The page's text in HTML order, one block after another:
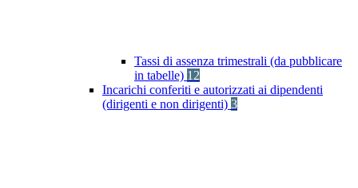
Tassi di assenza trimestrali (da pubblicare
in tabelle) 12
Incarichi conferiti e autorizzati ai dipendenti
(dirigenti e non dirigenti) 3